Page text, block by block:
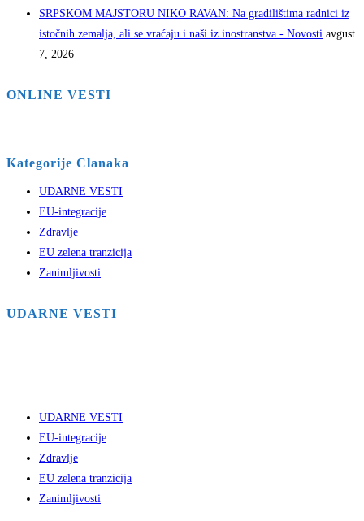
SRPSKOM MAJSTORU NIKO RAVAN: Na gradilištima radnici iz
istočnih zemalja, ali se vraćaju i naši iz inostranstva - Novosti avgust
7, 2026
ONLINE VESTI
Kategorije Clanaka
UDARNE VESTI
EU-integracije
Zdravlje
EU zelena tranzicija
Zanimljivosti
UDARNE VESTI
UDARNE VESTI
EU-integracije
Zdravlje
EU zelena tranzicija
Zanimljivosti